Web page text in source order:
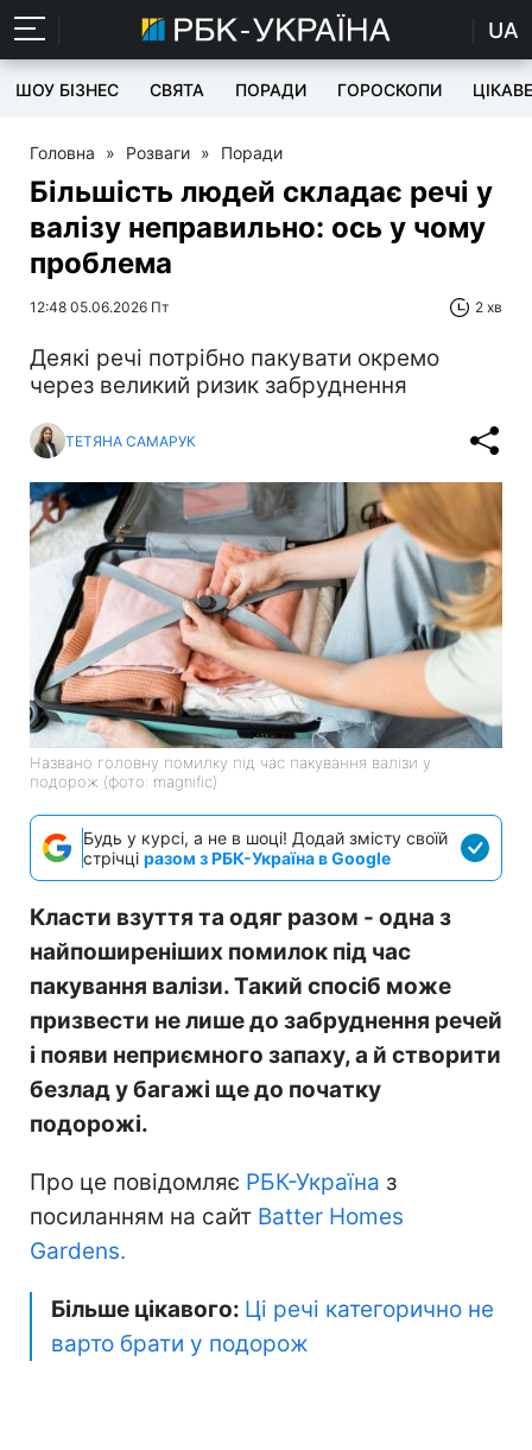
UA
ШОУ БІЗНЕС СВЯТА ПОРАДИ ГОРОСКОПИ ЦІКАВЕ
Головна » Розваги » Поради
Більшість людей складає речі у
валізу неправильно: ось у чому
проблема
12:48 05.06.2026 Пт 2 хв
Деякі речі потрібно пакувати окремо
через великий ризик забруднення
ТЕТЯНА САМАРУК
Названо головну помилку під час пакування валізи у
подорож (фото: magnific)
Будь у курсі, а не в шоці! Додай змісту своїй
стрічці разом з РБК-Україна в Google
Класти взуття та одяг разом - одна з
найпоширеніших помилок під час
пакування валізи. Такий спосіб може
призвести не лише до забруднення речей
і появи неприємного запаху, а й створити
безлад у багажі ще до початку
подорожі.
Про це повідомляє РБК-Україна з
посиланням на сайт Batter Homes
Gardens.
Більше цікавого: Ці речі категорично не
варто брати у подорож